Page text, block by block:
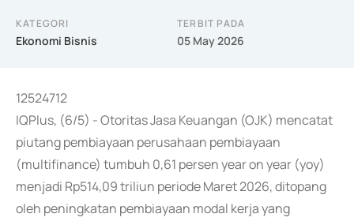
KATEGORI
Ekonomi Bisnis
TERBIT PADA
05 May 2026
12524712
IQPlus, (6/5) - Otoritas Jasa Keuangan (OJK) mencatat
piutang pembiayaan perusahaan pembiayaan
(multifinance) tumbuh 0,61 persen year on year (yoy)
menjadi Rp514,09 triliun periode Maret 2026, ditopang
oleh peningkatan pembiayaan modal kerja yang